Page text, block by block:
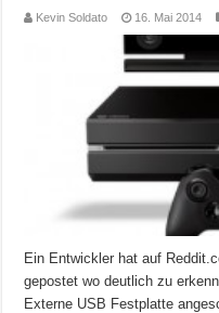
Kevin Soldato 16. Mai 2014
Ein Entwickler hat auf
gepostet wo deutlich zu
Externe USB Festplatte